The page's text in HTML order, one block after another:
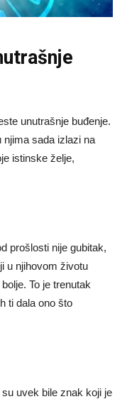
unutrašnje buđenje.
njima sada izlazi na
istinske želje,
prošlosti nije gubitak,
u njihovom životu
To je trenutak
ti dala ono što
uvek bile znak koji je